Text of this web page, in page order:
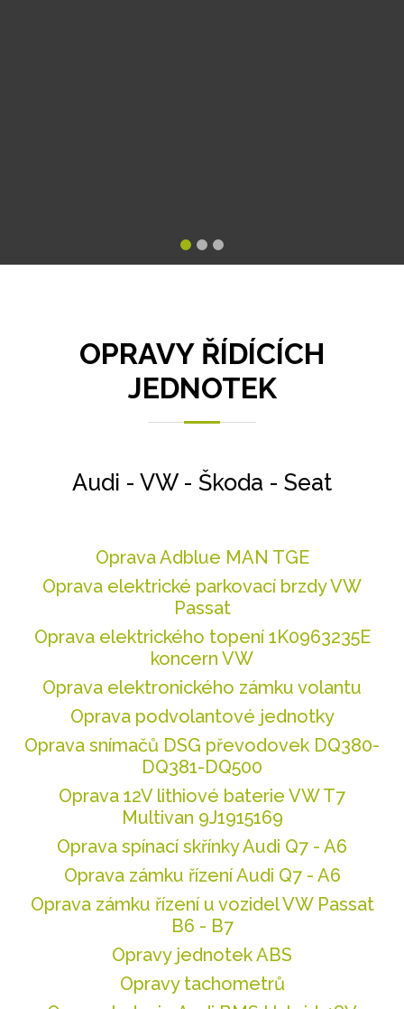
OPRAVY ŘÍDÍCÍCH
JEDNOTEK
Audi - VW - Škoda - Seat
Oprava Adblue MAN TGE
Oprava elektrické parkovací brzdy VW
Passat
Oprava elektrického topení 1K0963235E
koncern VW
Oprava elektronického zámku volantu
Oprava podvolantové jednotky
Oprava snímačů DSG převodovek DQ380-
DQ381-DQ500
Oprava 12V lithiové baterie VW T7
Multivan 9J1915169
Oprava spínací skřínky Audi Q7 - A6
Oprava zámku řízení Audi Q7 - A6
Oprava zámku řízení u vozidel VW Passat
B6 - B7
Opravy jednotek ABS
Opravy tachometrů